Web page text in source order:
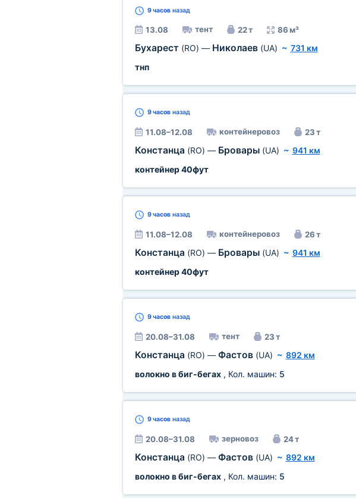
9 часовназад
13.08 тент 22 т 86 м³
Бухарест (RO) — Николаев (UA) ~ 731 км
тнп
9 часовназад
11.08–12.08 контейнеровоз 23 т
Констанца (RO) — Бровары (UA) ~ 941 км
контейнер 40фут
9 часовназад
11.08–12.08 контейнеровоз 26 т
Констанца (RO) — Бровары (UA) ~ 941 км
контейнер 40фут
9 часовназад
20.08–31.08 тент 23 т
Констанца (RO) — Фастов (UA) ~ 892 км
волокно в биг-бегах, Кол. машин: 5
9 часовназад
20.08–31.08 зерновоз 24 т
Констанца (RO) — Фастов (UA) ~ 892 км
волокно в биг-бегах, Кол. машин: 5